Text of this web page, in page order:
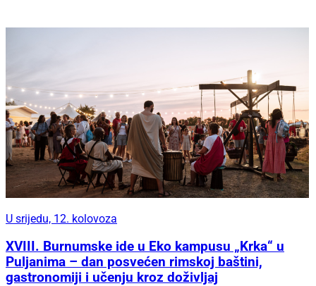
U srijedu, 12. kolovoza
XVIII. Burnumske ide u Eko kampusu „Krka“ u
Puljanima – dan posvećen rimskoj baštini,
gastronomiji i učenju kroz doživljaj